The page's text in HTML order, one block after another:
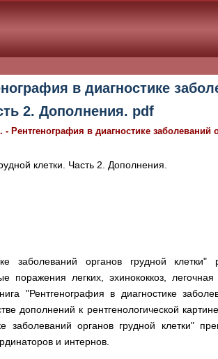
в диагностике
2. Дополнения. pdf
Рентгенография в диагностике заболеваний
клетки. Часть 2. Дополнения.
заболеваний органов грудной клетки"
поражения легких, эхинококкоз,
"Рентгенография в диагностике
дополнений к рентгенологической
органов грудной клетки"
и интернов.